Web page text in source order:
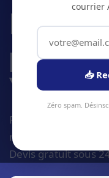
Plus de 90
management
Devis gratuit sous
courrier
📥
Zéro spam.